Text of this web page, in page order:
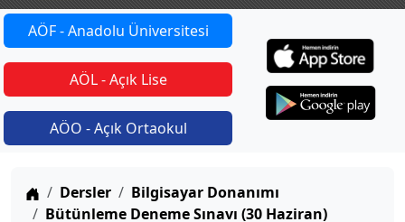
AÖF - Anadolu Üniversitesi
AÖL - Açık Lise
AÖO - Açık Ortaokul
Anasayfa
Dersler
Bilgisayar Donanımı
Bütünleme Deneme Sınavı (30 Haziran)